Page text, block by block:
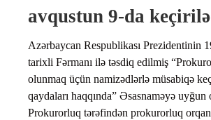
avqustun 9-da
Azərbaycan Respublikası Prezidentinin
tarixli Fərmanı ilə təsdiq edilmiş
olunmaq üçün namizədlərlə müsabiqə
qaydaları haqqında” Əsasnaməyə uyğun
Prokurorluq tərəfindən prokurorluq